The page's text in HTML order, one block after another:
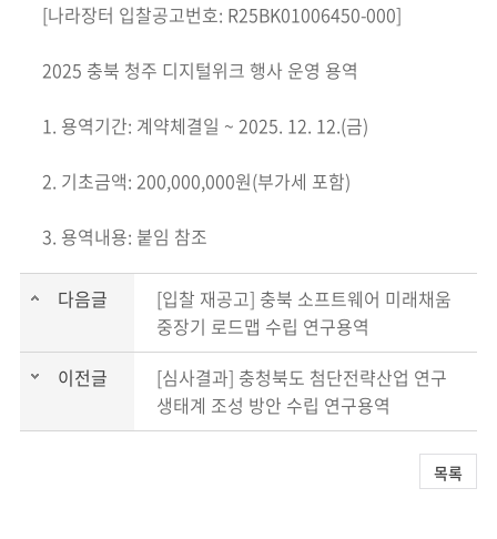
[나라장터 입찰공고번호: R25BK01006450-000]
2025 충북 청주 디지털위크 행사 운영 용역
1. 용역기간: 계약체결일 ~ 2025. 12. 12.(금)
2. 기초금액: 200,000,000원(부가세 포함)
3. 용역내용: 붙임 참조
다음글
[입찰 재공고] 충북 소프트웨어 미래채움
중장기 로드맵 수립 연구용역
이전글
[심사결과] 충청북도 첨단전략산업 연구
생태계 조성 방안 수립 연구용역
목록